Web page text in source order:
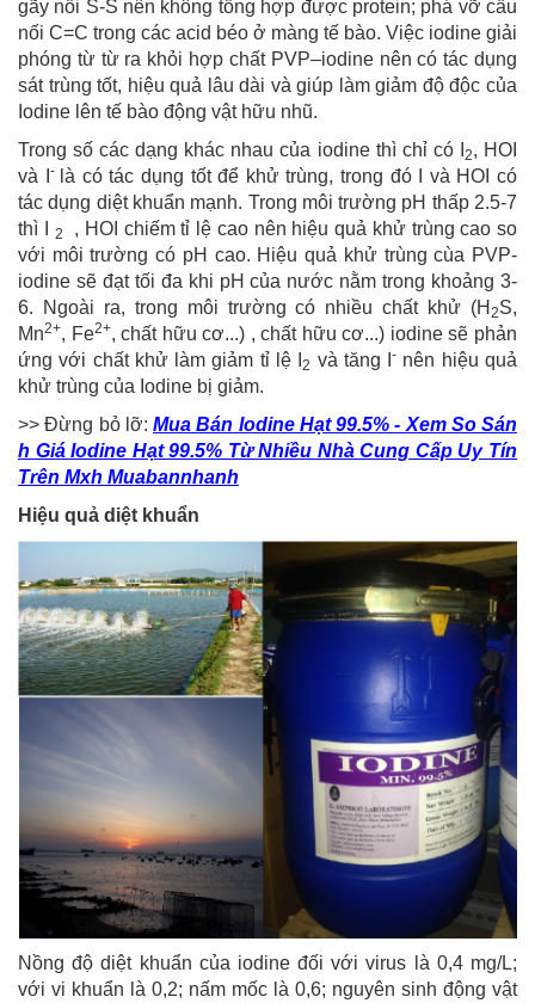
gãy nối S-S nên không tổng hợp được protein; phá vỡ cầu
nối C=C trong các acid béo ở màng tế bào. Việc iodine giải
phóng từ từ ra khỏi hợp chất PVP–iodine nên có tác dụng
sát trùng tốt, hiệu quả lâu dài và giúp làm giảm độ độc của
Iodine lên tế bào động vật hữu nhũ.
Trong số các dạng khác nhau của iodine thì chỉ có I
2, HOI
và I
- là có tác dụng tốt để khử trùng, trong đó I và HOI có
tác dụng diệt khuẩn mạnh. Trong môi trường pH thấp 2.5-7
thì I
2
, HOI chiếm tỉ lệ cao nên hiệu quả khử trùng cao so
với môi trường có pH cao. Hiệu quả khử trùng cùa PVP-
iodine sẽ đạt tối đa khi pH của nước nằm trong khoảng 3-
6. Ngoài ra, trong môi trường có nhiều chất khử (H 2S,
Mn2+, Fe2+, chất hữu cơ...) , chất hữu cơ...) iodine sẽ phản
ứng với chất khử làm giảm tỉ lệ I2 và tăng I- nên hiệu quả
khử trùng của Iodine bị giảm.
>> Đừng bỏ lỡ: Mua Bán Iodine Hạt 99.5% - Xem So Sán
h Giá Iodine Hạt 99.5% Từ Nhiều Nhà Cung Cấp Uy Tín
Trên Mxh Muabannhanh
Hiệu quả diệt khuẩn
Nồng độ diệt khuẩn của iodine đối với virus là 0,4 mg/L;
với vi khuẩn là 0,2; nấm mốc là 0,6; nguyên sinh động vật